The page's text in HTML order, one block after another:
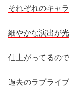
それぞれのキャ
細やかな演出が
仕上がってるの
過去のラブライ